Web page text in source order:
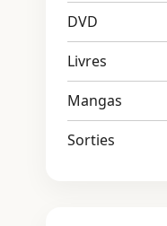
DVD
Livres
Mangas
Sorties